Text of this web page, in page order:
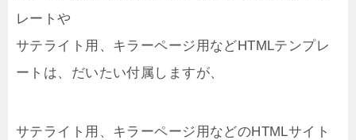
レートや
サテライト用、キラーページ用などHTMLテンプレ
ートは、だいたい付属しますが、
サテライト用、キラーページ用などのHTMLサイト